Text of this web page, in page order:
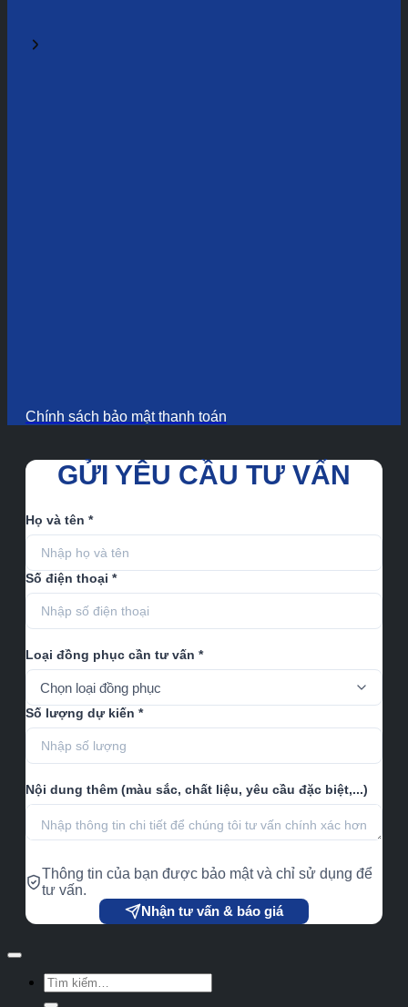
Chính sách bảo mật thanh toán
GỬI YÊU CẦU TƯ VẤN
Họ và tên *
Số điện thoại *
Loại đồng phục cần tư vấn *
Số lượng dự kiến *
Nội dung thêm (màu sắc, chất liệu, yêu cầu đặc biệt,...)
Thông tin của bạn được bảo mật và chỉ sử dụng để
tư vấn.
Nhận tư vấn & báo giá
Tìm
kiếm: